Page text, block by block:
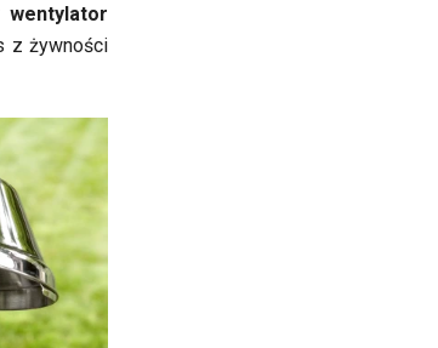
wentylator
z żywności